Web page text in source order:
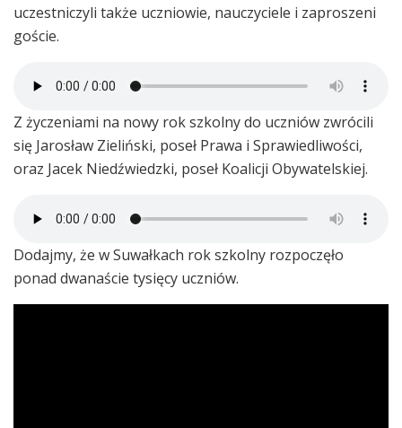
uczestniczyli także uczniowie, nauczyciele i zaproszeni
goście.
Z życzeniami na nowy rok szkolny do uczniów zwrócili
się Jarosław Zieliński, poseł Prawa i Sprawiedliwości,
oraz Jacek Niedźwiedzki, poseł Koalicji Obywatelskiej.
Dodajmy, że w Suwałkach rok szkolny rozpoczęło
ponad dwanaście tysięcy uczniów.